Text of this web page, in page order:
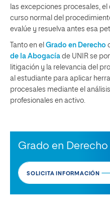
las excepciones procesales,
curso normal del
evalúe y resuelva antes esa
Tanto en el Grado en Derecho
de la Abogacía de UNIR se
litigación y la relevancia del
al estudiante para aplicar
procesales mediante el
profesionales en activo.
Grado en
SOLICITA INFORMACIÓN